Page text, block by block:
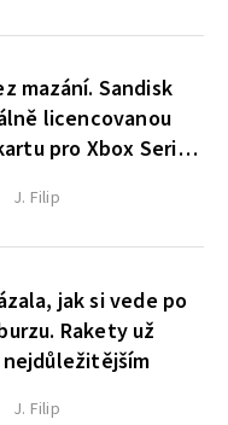
mazání. Sandisk
licencovanou
pro Xbox Series
J. Filip
jak si vede po
Rakety už
J. Filip